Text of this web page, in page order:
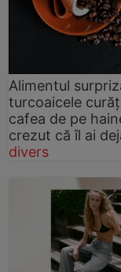
Alimentul
turcoaicele
cafea de pe
crezut că îl ai
divers